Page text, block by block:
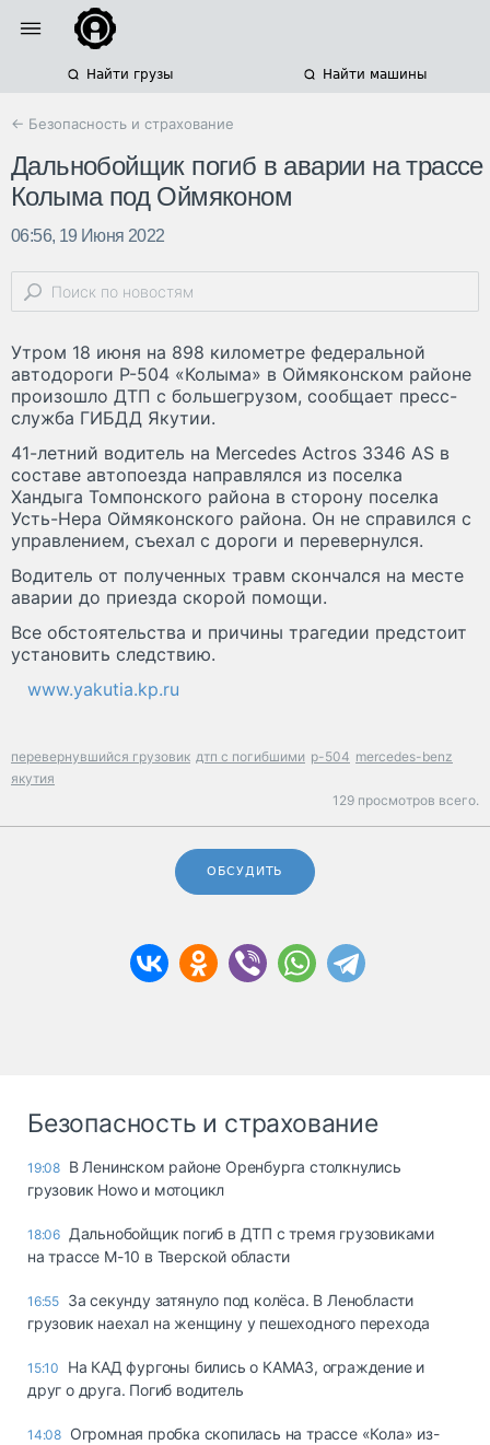
Найти грузы Найти машины
← Безопасность и страхование
Дальнобойщик погиб в аварии на трассе
Колыма под Оймяконом
06:56, 19 Июня 2022
Утром 18 июня на 898 километре федеральной
автодороги Р-504 «Колыма» в Оймяконском районе
произошло ДТП с большегрузом, сообщает пресс-
служба ГИБДД Якутии.
41-летний водитель на Mercedes Actros 3346 AS в
составе автопоезда направлялся из поселка
Хандыга Томпонского района в сторону поселка
Усть-Нера Оймяконского района. Он не справился с
управлением, съехал с дороги и перевернулся.
Водитель от полученных травм скончался на месте
аварии до приезда скорой помощи.
Все обстоятельства и причины трагедии предстоит
установить следствию.
www.yakutia.kp.ru
перевернувшийся грузовик дтп с погибшими р-504 mercedes-benz
якутия
129 просмотров всего.
ОБСУДИТЬ
Безопасность и страхование
19:08 В Ленинском районе Оренбурга столкнулись
грузовик Howo и мотоцикл
18:06 Дальнобойщик погиб в ДТП с тремя грузовиками
на трассе М-10 в Тверской области
16:55 За секунду затянуло под колёса. В Ленобласти
грузовик наехал на женщину у пешеходного перехода
15:10
На КАД фургоны бились о КАМАЗ, ограждение и
друг о друга. Погиб водитель
14:08 Огромная пробка скопилась на трассе «Кола» из-